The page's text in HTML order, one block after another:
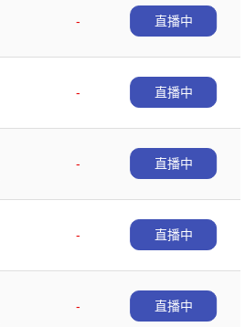
-
直播中
-
直播中
-
直播中
-
直播中
-
直播中